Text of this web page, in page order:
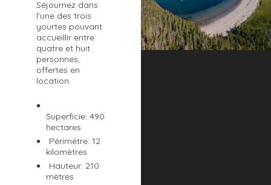
Séjournez dans
l'une des trois
yourtes pouvant
accueillir entre
quatre et huit
personnes,
offertes en
location.
Superficie: 490
hectares
Périmètre: 12
kilomètres
Hauteur: 210
mètres